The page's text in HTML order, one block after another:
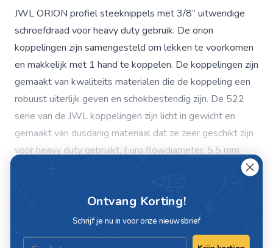
JWL ORION profiel steeknippels met 3/8” uitwendige
schroefdraad voor heavy duty gebruik. De orion
koppelingen zijn samengesteld om lekken te voorkomen
en makkelijk met 1 hand te koppelen. De koppelingen zijn
gemaakt van kwaliteits materialen die de koppeling een
robuust uiterlijk geven en schokbestendig zijn. De 522
serie van de JWL koppelingen zijn licht in gewicht en
gemaakt van dusdanig materiaal dat ze zeer geschikt zijn
voor heavy duty gebruikt. Euro flowdiameter: 5.5 mm
Flow: 900 l/min bij 8 bar Uitwisselbaar met o.a. Cejn 300,
Rectus 14 & 22, TST 014 & 022, Rino-Orion, Aro 210,
Parker 50, Orion 44516, JWL 572 & 522, Aignep 670
Uitvoering gehard staal Aansluiting: met 3/8” uitwendige
schroefdraad Werkdruk max: 35 bar Lengte: 42 mm
Lees meer
Ontvang Korting!
Schrijf je nu in voor onze nieuwsbrief
Email